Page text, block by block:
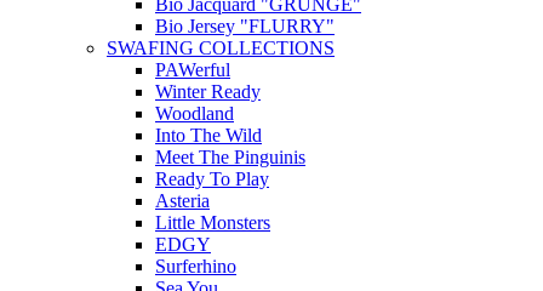
Bio Jacquard "GRUNGE"
Bio Jersey "FLURRY"
SWAFING COLLECTIONS
PAWerful
Winter Ready
Woodland
Into The Wild
Meet The Pinguinis
Ready To Play
Asteria
Little Monsters
EDGY
Surferhino